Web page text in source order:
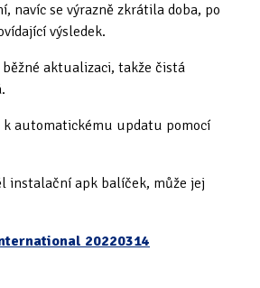
navíc se výrazně zkrátila doba, po
výsledek.
aktualizaci, takže čistá
automatickému updatu pomocí
instalační apk balíček, může jej
20220314